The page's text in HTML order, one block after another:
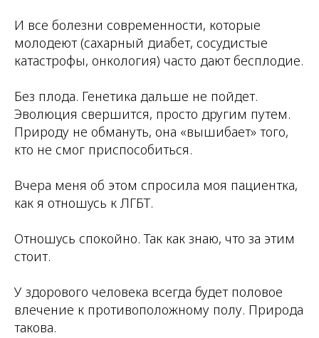
И все болезни современности, которые
молодеют (сахарный диабет, сосудистые
катастрофы, онкология) часто дают бесплодие.
Без плода. Генетика дальше не пойдет.
Эволюция свершится, просто другим путем.
Природу не обмануть, она «вышибает» того,
кто не смог приспособиться.
Вчера меня об этом спросила моя пациентка,
как я отношусь к ЛГБТ.
Отношусь спокойно. Так как знаю, что за этим
стоит.
У здорового человека всегда будет половое
влечение к противоположному полу. Природа
такова.